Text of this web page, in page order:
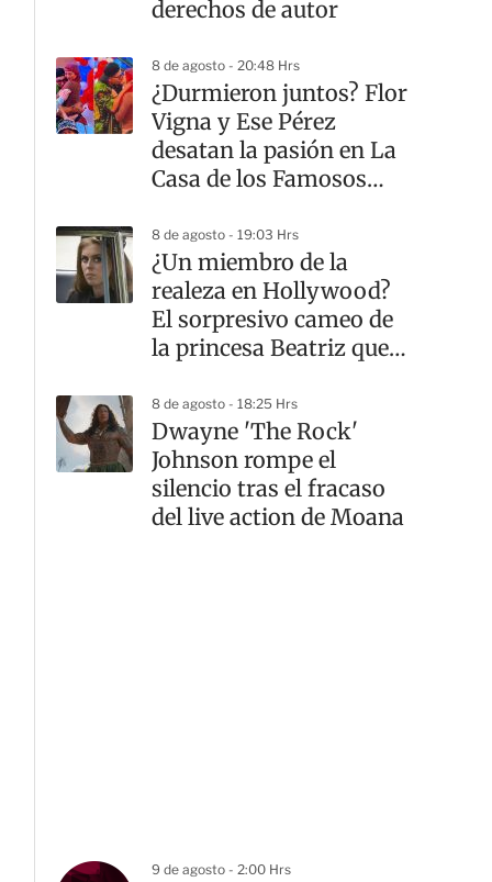
derechos de autor
8 de agosto - 20:48 Hrs
¿Durmieron juntos? Flor
Vigna y Ese Pérez
desatan la pasión en La
Casa de los Famosos
8 de agosto - 19:03 Hrs
¿Un miembro de la
realeza en Hollywood?
El sorpresivo cameo de
la princesa Beatriz que
8 de agosto - 18:25 Hrs
Dwayne 'The Rock'
Johnson rompe el
silencio tras el fracaso
del live action de Moana
9 de agosto - 2:00 Hrs